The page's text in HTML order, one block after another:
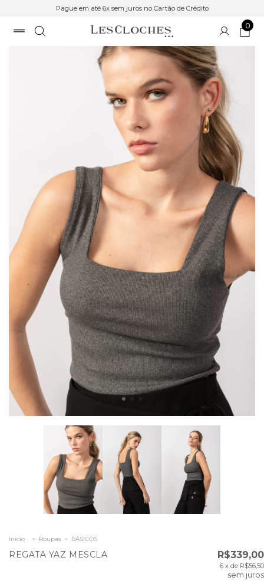
Pague em até 6x sem juros no Cartão de Crédito
0
Início > Roupas > BÁSICOS
REGATA YAZ MESCLA R$339,00
6 x de R$56,50
sem juros